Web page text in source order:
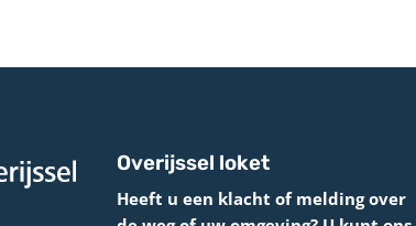
Overijssel loket
Heeft u een klacht of melding over